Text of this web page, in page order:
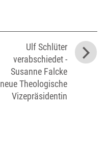
Ulf Schlüter
verabschiedet -
Susanne Falcke
neue Theologische
Vizepräsidentin